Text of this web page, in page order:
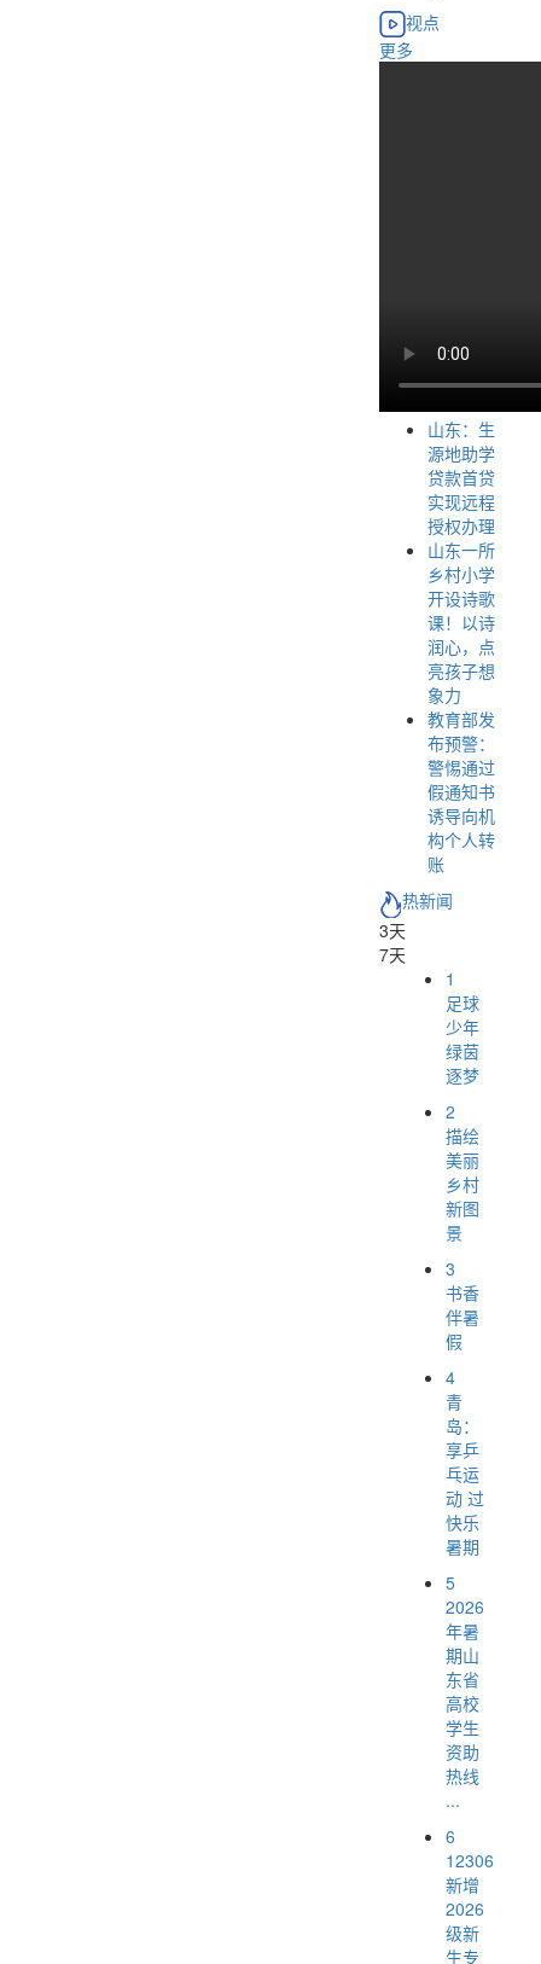
视点
更多
山东：生
源地助学
贷款首贷
实现远程
授权办理
山东一所
乡村小学
开设诗歌
课！以诗
润心，点
亮孩子想
象力
教育部发
布预警：
警惕通过
假通知书
诱导向机
构个人转
账
热新闻
3天
7天
1
足球
少年
绿茵
逐梦
2
描绘
美丽
乡村
新图
景
3
书香
伴暑
假
4
青
岛：
享乒
乓运
动 过
快乐
暑期
5
2026
年暑
期山
东省
高校
学生
资助
热线
...
6
12306
新增
2026
级新
生专